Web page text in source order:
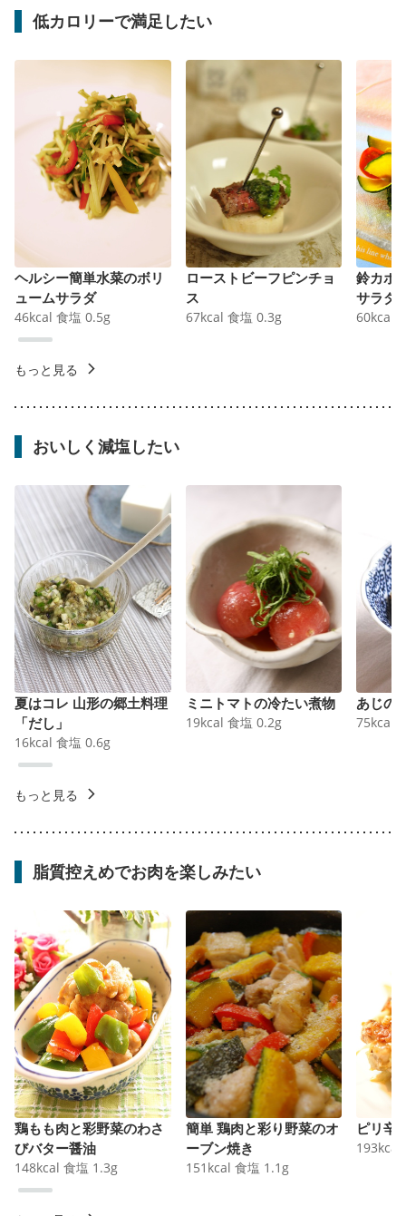
低カロリーで満足したい
ヘルシー簡単水菜のボリ
ュームサラダ
46kcal 食塩 0.5g
ローストビーフピンチョ
ス
67kcal 食塩 0.3g
鈴カボ
サラダ
60kcal
もっと見る
おいしく減塩したい
夏はコレ 山形の郷土料理
「だし」
16kcal 食塩 0.6g
ミニトマトの冷たい煮物
19kcal 食塩 0.2g
あじの
75kcal
もっと見る
脂質控えめでお肉を楽しみたい
鶏もも肉と彩野菜のわさ
びバター醤油
148kcal 食塩 1.3g
簡単 鶏肉と彩り野菜のオ
ーブン焼き
151 kcal 食塩 1.1 g
ピリ辛
193kcal